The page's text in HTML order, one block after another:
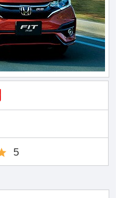
5